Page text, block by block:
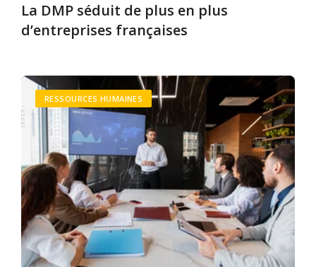
La DMP séduit de plus en plus
d’entreprises françaises
RESSOURCES HUMAINES